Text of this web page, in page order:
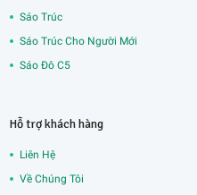
Sáo Trúc
Sáo Trúc Cho Người Mới
Sáo Đô C5
Hỗ trợ khách hàng
Liên Hệ
Về Chúng Tôi